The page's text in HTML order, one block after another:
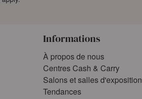
Informations
À propos de nous
Centres Cash & Carry
Salons et salles d'exposition
Tendances